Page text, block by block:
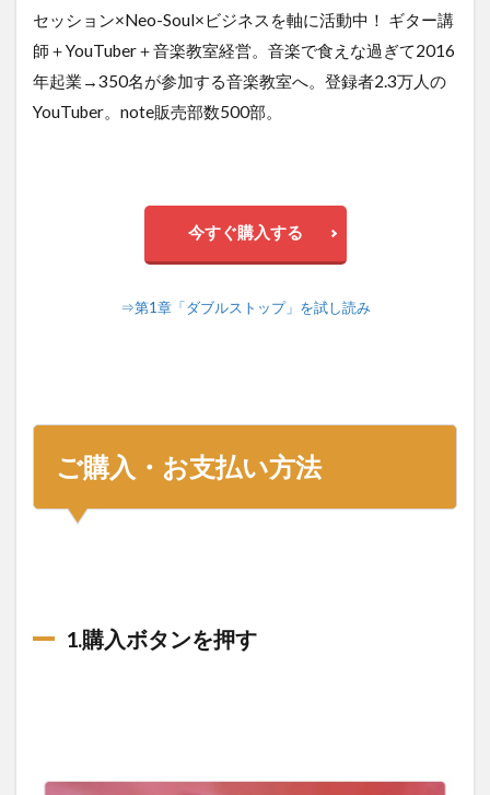
セッション×Neo-Soul×ビジネスを軸に活動中！ ギター講
師＋YouTuber＋音楽教室経営。音楽で食えな過ぎて2016
年起業→350名が参加する音楽教室へ。登録者2.3万人の
YouTuber。note販売部数500部。
今すぐ購入する
⇒第1章「ダブルストップ」を試し読み
ご購入・お支払い方法
1.購入ボタンを押す